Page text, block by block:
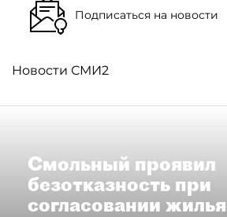
Подписаться на новости
Новости СМИ2
Смольный проявил
безотказность при
согласовании